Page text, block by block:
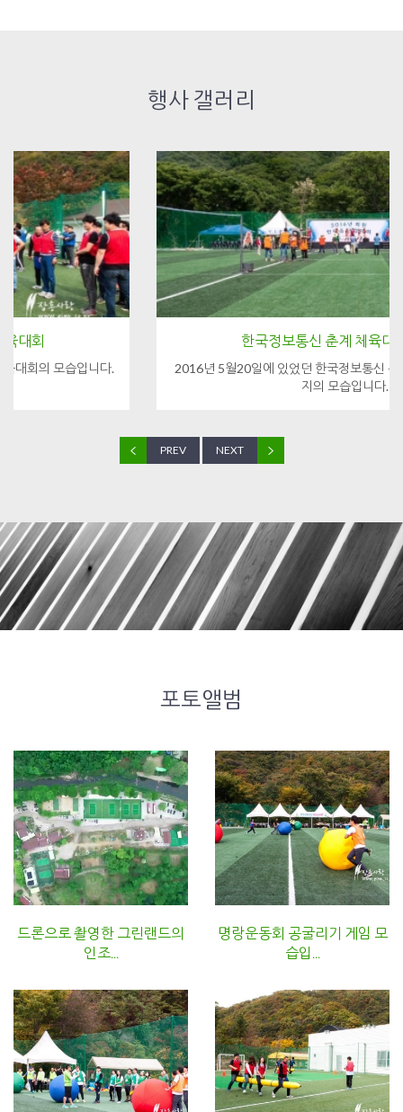
행사 갤러리
한국정보통신 춘계 체육대회패키지
2016년 5월20일에 있었던 한국정보통신 봄철(춘계) 체육대회패키
PREV NEXT
포토앨범
드론으로 촬영한 그린랜드의
인조...
명랑운동회 공굴리기 게임 모
습입...